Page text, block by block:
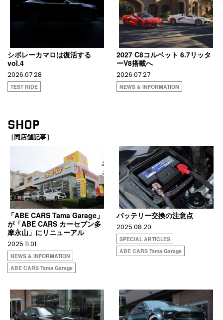
シボレーカマロは復活する
vol.4
2026.07.28
TEST RIDE
2027 C8コルベット 6.7リッタ
ーV8搭載へ
2026.07.27
NEWS & INFORMATION
SHOP
［同店舗記事］
「ABE CARS Tama Garage」
が「ABE CARS カーセブン多
摩永山」にリニューアル
2025.11.01
NEWS & INFORMATION
ABE CARS Tama Garage
バッテリー交換の注意点
2025.08.20
SPECIAL ARTICLES
ABE CARS Tama Garage